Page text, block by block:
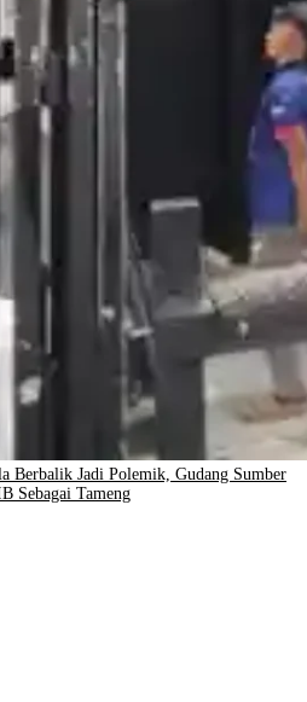
Berbalik Jadi Polemik, Gudang Sumber
Sebagai Tameng